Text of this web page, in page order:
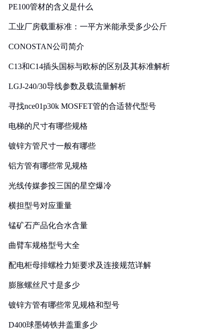
PE100管材的含义是什么
工业厂房载重标准：一平方米能承受多少公斤
CONOSTAN公司简介
C13和C14插头国标与欧标的区别及其标准解析
LGJ-240/30导线参数及载流量解析
寻找nce01p30k MOSFET管的合适替代型号
电梯的尺寸有哪些规格
镀锌方管尺寸一般有哪些
铝方管有哪些常见规格
光线传媒参投三国的星空爆冷
横担型号对应重量
锰矿石产品化合水含量
曲臂车规格型号大全
配电柜母排螺栓力矩要求及连接规范详解
膨胀螺丝尺寸是多少
镀锌方管有哪些常见规格和型号
D400球墨铸铁井盖重多少